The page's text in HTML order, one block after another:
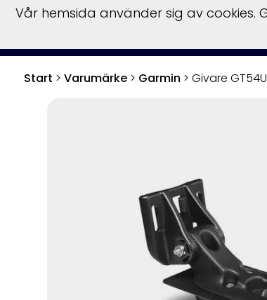
Start > Varumärke> Garmin > Givare
Vår hemsida använder sig av